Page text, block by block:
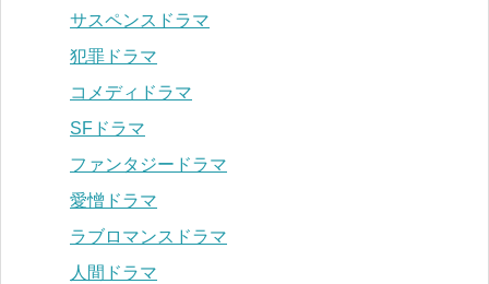
サスペンスドラマ
犯罪ドラマ
コメディドラマ
SFドラマ
ファンタジードラマ
愛憎ドラマ
ラブロマンスドラマ
人間ドラマ